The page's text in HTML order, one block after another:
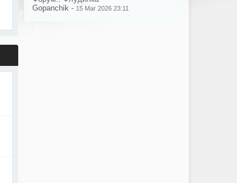
Gopanchik - 15 Mar 2026 23:11